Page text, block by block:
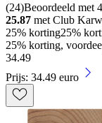
(24)Beoordeeld met
25.87 met Club
25% korting25%
25% korting,
34.49
Prijs: 34.49 euro